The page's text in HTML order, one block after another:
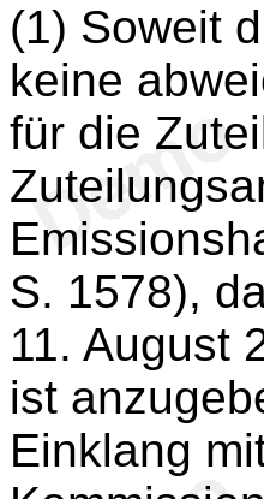
(1) Soweit
keine
für die
S. 1578),
11. August
ist
Einklang